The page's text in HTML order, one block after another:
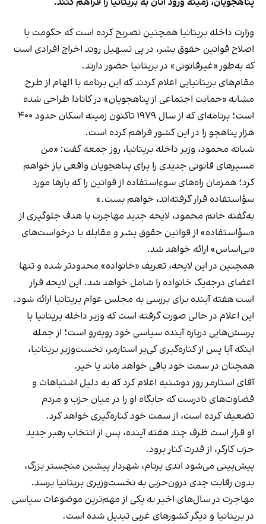
وزارت داخله بریتانیا همچنین تصریح کرده است که حکومت با
اصلاح قوانین حقوق بشر، در پی تسهیل روند اخراج افرادی است
که به‌طور «غیرقانونی» در بریتانیا حضور دارند.
مقام‌های بریتانیایی اعلام کردند که این برنامه با الهام از طرح
مشابه «حمایت اجتماعی از پناهجویان» در کانادا طراحی شده
است؛ برنامه‌ای که از سال ۱۹۷۹ تاکنون زمینه اسکان حدود ۴۰۰
هزار پناهجو را در این کشور فراهم کرده است.
شبانه محمود، وزیر داخله بریتانیا، روز جمعه گفت: «من
مسیرهای قانونی جدیدی را برای پناهجویان واقعی باز خواهم
کرد؛ همزمان راه‌های سوءاستفاده از قوانین را که بارها مورد
سؤاستفاده قرار گرفته‌اند، خواهم بست.»
به‌گفته خانم محمود، لایحه جدید مهاجرت با هدف جلوگیری از
«سؤاستفاده» از قوانین حقوق‌ بشر و مقابله با درخواست‌های
«بی‌اساس» ارائه خواهد شد.
همچنین در این لایحه، تعریف «خانواده» محدودتر شده و تنها
اعضای درجه‌یک خانواده را شامل خواهد شد. این لایحه قرار
است هفته آینده برای بررسی به مجلس عوام بریتانیا ارائه شود.
این اعلام در حالی صورت گرفته است که وزیر داخله بریتانیا با
پرسش‌هایی درباره آینده سیاسی خود روبه‌رو است؛ از جمله
اینکه آیا پس از کناره‌گیری کی‌یر استارمر، نخست‌وزیر بریتانیا،
همچنان در سمت خود باقی خواهد ماند یا خیر.
آقای استارمر روز دوشنبه اعلام کرد که به دلیل اشتباهات و
قضاوت‌های نادرست که جایگاه او را در میان حزب و مردم
تضعیف کرده است، از سمت خود کناره‌گیری خواهد کرد.
او قرار است ظرف چند هفته آینده، پس از انتخاب رهبر جدید
حزب کارگر، از قدرت کنار برود.
پیش‌بینی می‌شود اندی برنام، شهردار پیشین منچستر بزرگ،
بدون رقابت جدی درون‌حزبی به نخست‌وزیری بریتانیا برسد.
مهاجرت در سال‌های اخیر به یکی از مهم‌ترین موضوعات سیاسی
در بریتانیا و دیگر کشورهای غربی تبدیل شده است.